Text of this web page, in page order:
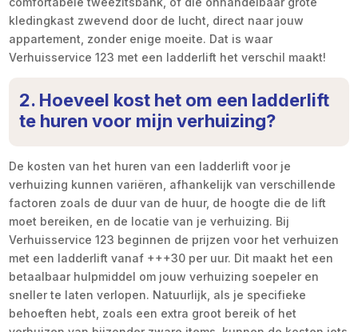
kledingkast zwevend door de lucht, direct naar jouw
appartement, zonder enige moeite. Dat is waar
Verhuisservice 123 met een ladderlift het verschil maakt!
2. Hoeveel kost het om een ladderlift
te huren voor mijn verhuizing?
De kosten van het huren van een ladderlift voor je
verhuizing kunnen variëren, afhankelijk van verschillende
factoren zoals de duur van de huur, de hoogte die de lift
moet bereiken, en de locatie van je verhuizing. Bij
Verhuisservice 123 beginnen de prijzen voor het verhuizen
met een ladderlift vanaf +++30 per uur. Dit maakt het een
betaalbaar hulpmiddel om jouw verhuizing soepeler en
sneller te laten verlopen. Natuurlijk, als je specifieke
behoeften hebt, zoals een extra groot bereik of het